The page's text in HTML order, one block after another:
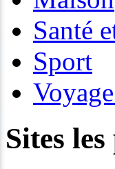
Santé
Sport
Sites